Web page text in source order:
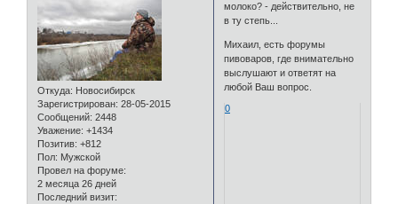
Откуда: Новосибирск
Зарегистрирован: 28-05-2015
Сообщений: 2448
Уважение: +1434
Позитив: +812
Пол: Мужской
Провел на форуме:
2 месяца 26 дней
Последний визит:
молоко? - действительно, не
в ту степь...
Михаил, есть форумы
пивоваров, где внимательно
выслушают и ответят на
любой Ваш вопрос.
0